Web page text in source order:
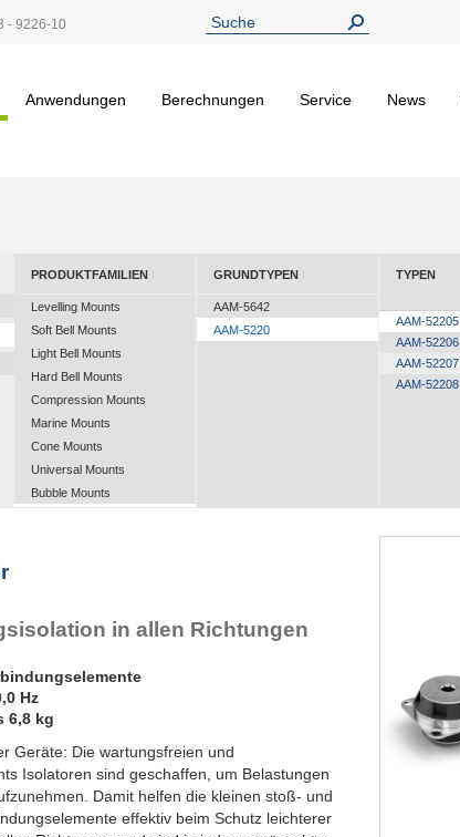
- 9226-10
Anwendungen Berechnungen Service News
PRODUKTFAMILIEN
Levelling Mounts
Soft Bell Mounts
Light Bell Mounts
Hard Bell Mounts
Compression Mounts
Marine Mounts
Cone Mounts
Universal Mounts
Bubble Mounts
GRUNDTYPEN
AAM-5642
AAM-5220
TYPEN
AAM-52205
AAM-52206
AAM-52207
AAM-52208
in allen Richtungen
Hz
6,8 kg
Geräte: Die wartungsfreien und
Isolatoren sind geschaffen, um Belastungen
Damit helfen die kleinen stoß- und
effektiv beim Schutz leichterer